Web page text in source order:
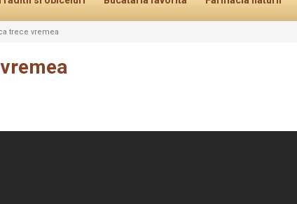
trece vremea